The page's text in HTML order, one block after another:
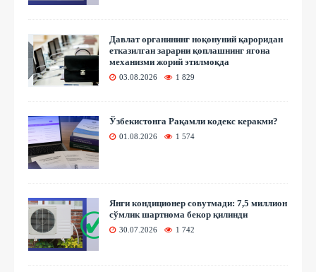
Давлат органининг ноқонуний қароридан
етказилган зарарни қоплашнинг ягона
механизми жорий этилмоқда
03.08.2026 1 829
Ўзбекистонга Рақамли кодекс керакми?
01.08.2026 1 574
Янги кондиционер совутмади: 7,5 миллион
сўмлик шартнома бекор қилинди
30.07.2026 1 742